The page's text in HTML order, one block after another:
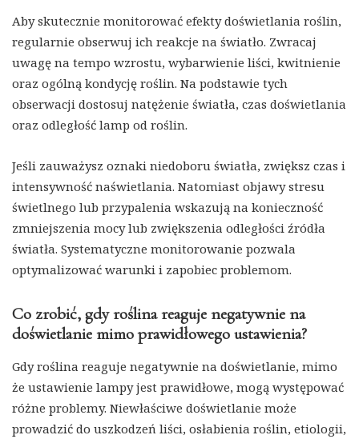
Aby skutecznie monitorować efekty doświetlania roślin,
regularnie obserwuj ich reakcje na światło. Zwracaj
uwagę na tempo wzrostu, wybarwienie liści, kwitnienie
oraz ogólną kondycję roślin. Na podstawie tych
obserwacji dostosuj natężenie światła, czas doświetlania
oraz odległość lamp od roślin.
Jeśli zauważysz oznaki niedoboru światła, zwiększ czas i
intensywność naświetlania. Natomiast objawy stresu
świetlnego lub przypalenia wskazują na konieczność
zmniejszenia mocy lub zwiększenia odległości źródła
światła. Systematyczne monitorowanie pozwala
optymalizować warunki i zapobiec problemom.
Co zrobić, gdy roślina reaguje negatywnie na
doświetlanie mimo prawidłowego ustawienia?
Gdy roślina reaguje negatywnie na doświetlanie, mimo
że ustawienie lampy jest prawidłowe, mogą występować
różne problemy. Niewłaściwe doświetlanie może
prowadzić do uszkodzeń liści, osłabienia roślin, etiologii,